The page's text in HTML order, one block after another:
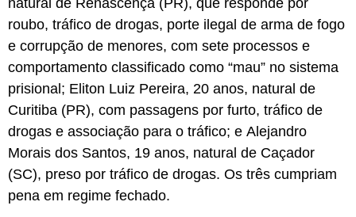
natural de Renascença (PR), que responde por
roubo, tráfico de drogas, porte ilegal de arma de fogo
e corrupção de menores, com sete processos e
comportamento classificado como “mau” no sistema
prisional; Eliton Luiz Pereira, 20 anos, natural de
Curitiba (PR), com passagens por furto, tráfico de
drogas e associação para o tráfico; e Alejandro
Morais dos Santos, 19 anos, natural de Caçador
(SC), preso por tráfico de drogas. Os três cumpriam
pena em regime fechado.